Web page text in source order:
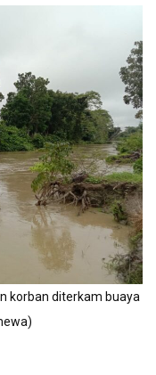
korban diterkam buaya